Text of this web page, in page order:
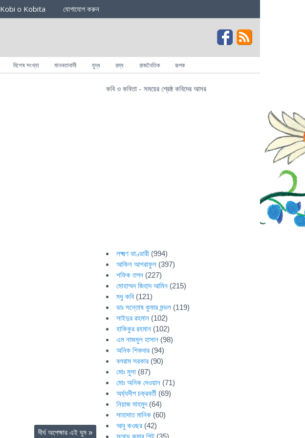
Kobi o Kobita যোগাযোগ করুন
বিশেষ সংখ্যা মানবতাবাদী যুদ্ধ রম্য রাজনৈতিক রূপক
দীর্ঘ অপেক্ষার এই ঘুম »
কবি ও কবিতা - সময়ের শ্রেষ্ঠ কবিদের আসর
লক্ষ্মণ ভাণ্ডারী (994)
আকিল আশরাফুল (397)
শফিক তপন (227)
মোহাম্মদ জিহাদ আমিন (215)
মধু কবি (121)
ডাঃ সন্তোষ কুমার মন্ডল (119)
সাইদুর রহমান (102)
হাকিকুর রহমান (102)
এম নাজমুল হাসান (98)
অনিক শিকদার (94)
বলরাম সরকার (90)
মোঃ মুসা (87)
মোঃ অনিক দেওয়ান (71)
অর্ঘ্যদীপ চক্রবর্তী (69)
নিয়াজ মাহমুদ(64)
সাহাদাত মানিক (60)
আবু কওছর (42)
সুবোধ কুমার শিট (35)